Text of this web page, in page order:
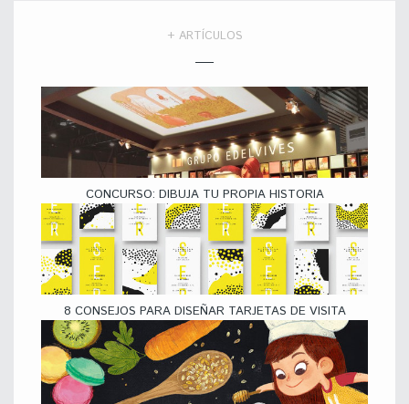
+ ARTÍCULOS
CONCURSO: DIBUJA TU PROPIA HISTORIA
8 CONSEJOS PARA DISEÑAR TARJETAS DE VISITA